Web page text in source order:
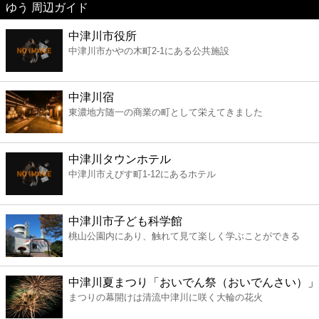
美容
コンビニ
薬局
スーパー
エンタメ
レジャー
書店
ファミレス
ゆう 周辺ガイド
中津川市役所
中津川市かやの木町2-1にある公共施設
中津川宿
東濃地方随一の商業の町として栄えてきました
中津川タウンホテル
中津川市えびす町1-12にあるホテル
中津川市子ども科学館
桃山公園内にあり、触れて見て楽しく学ぶことができる
中津川夏まつり「おいでん祭（おいでんさい）
まつりの幕開けは清流中津川に咲く大輪の花火